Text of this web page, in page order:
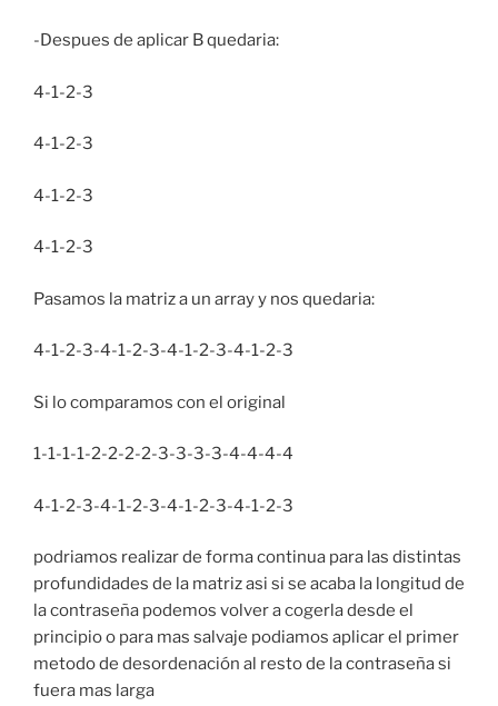
-Despues de aplicar B quedaria:
4-1-2-3
4-1-2-3
4-1-2-3
4-1-2-3
Pasamos la matriz a un array y nos quedaria:
4-1-2-3-4-1-2-3-4-1-2-3-4-1-2-3
Si lo comparamos con el original
1-1-1-1-2-2-2-2-3-3-3-3-4-4-4-4
4-1-2-3-4-1-2-3-4-1-2-3-4-1-2-3
podriamos realizar de forma continua para las distintas
profundidades de la matriz asi si se acaba la longitud de
la contraseña podemos volver a cogerla desde el
principio o para mas salvaje podiamos aplicar el primer
metodo de desordenación al resto de la contraseña si
fuera mas larga